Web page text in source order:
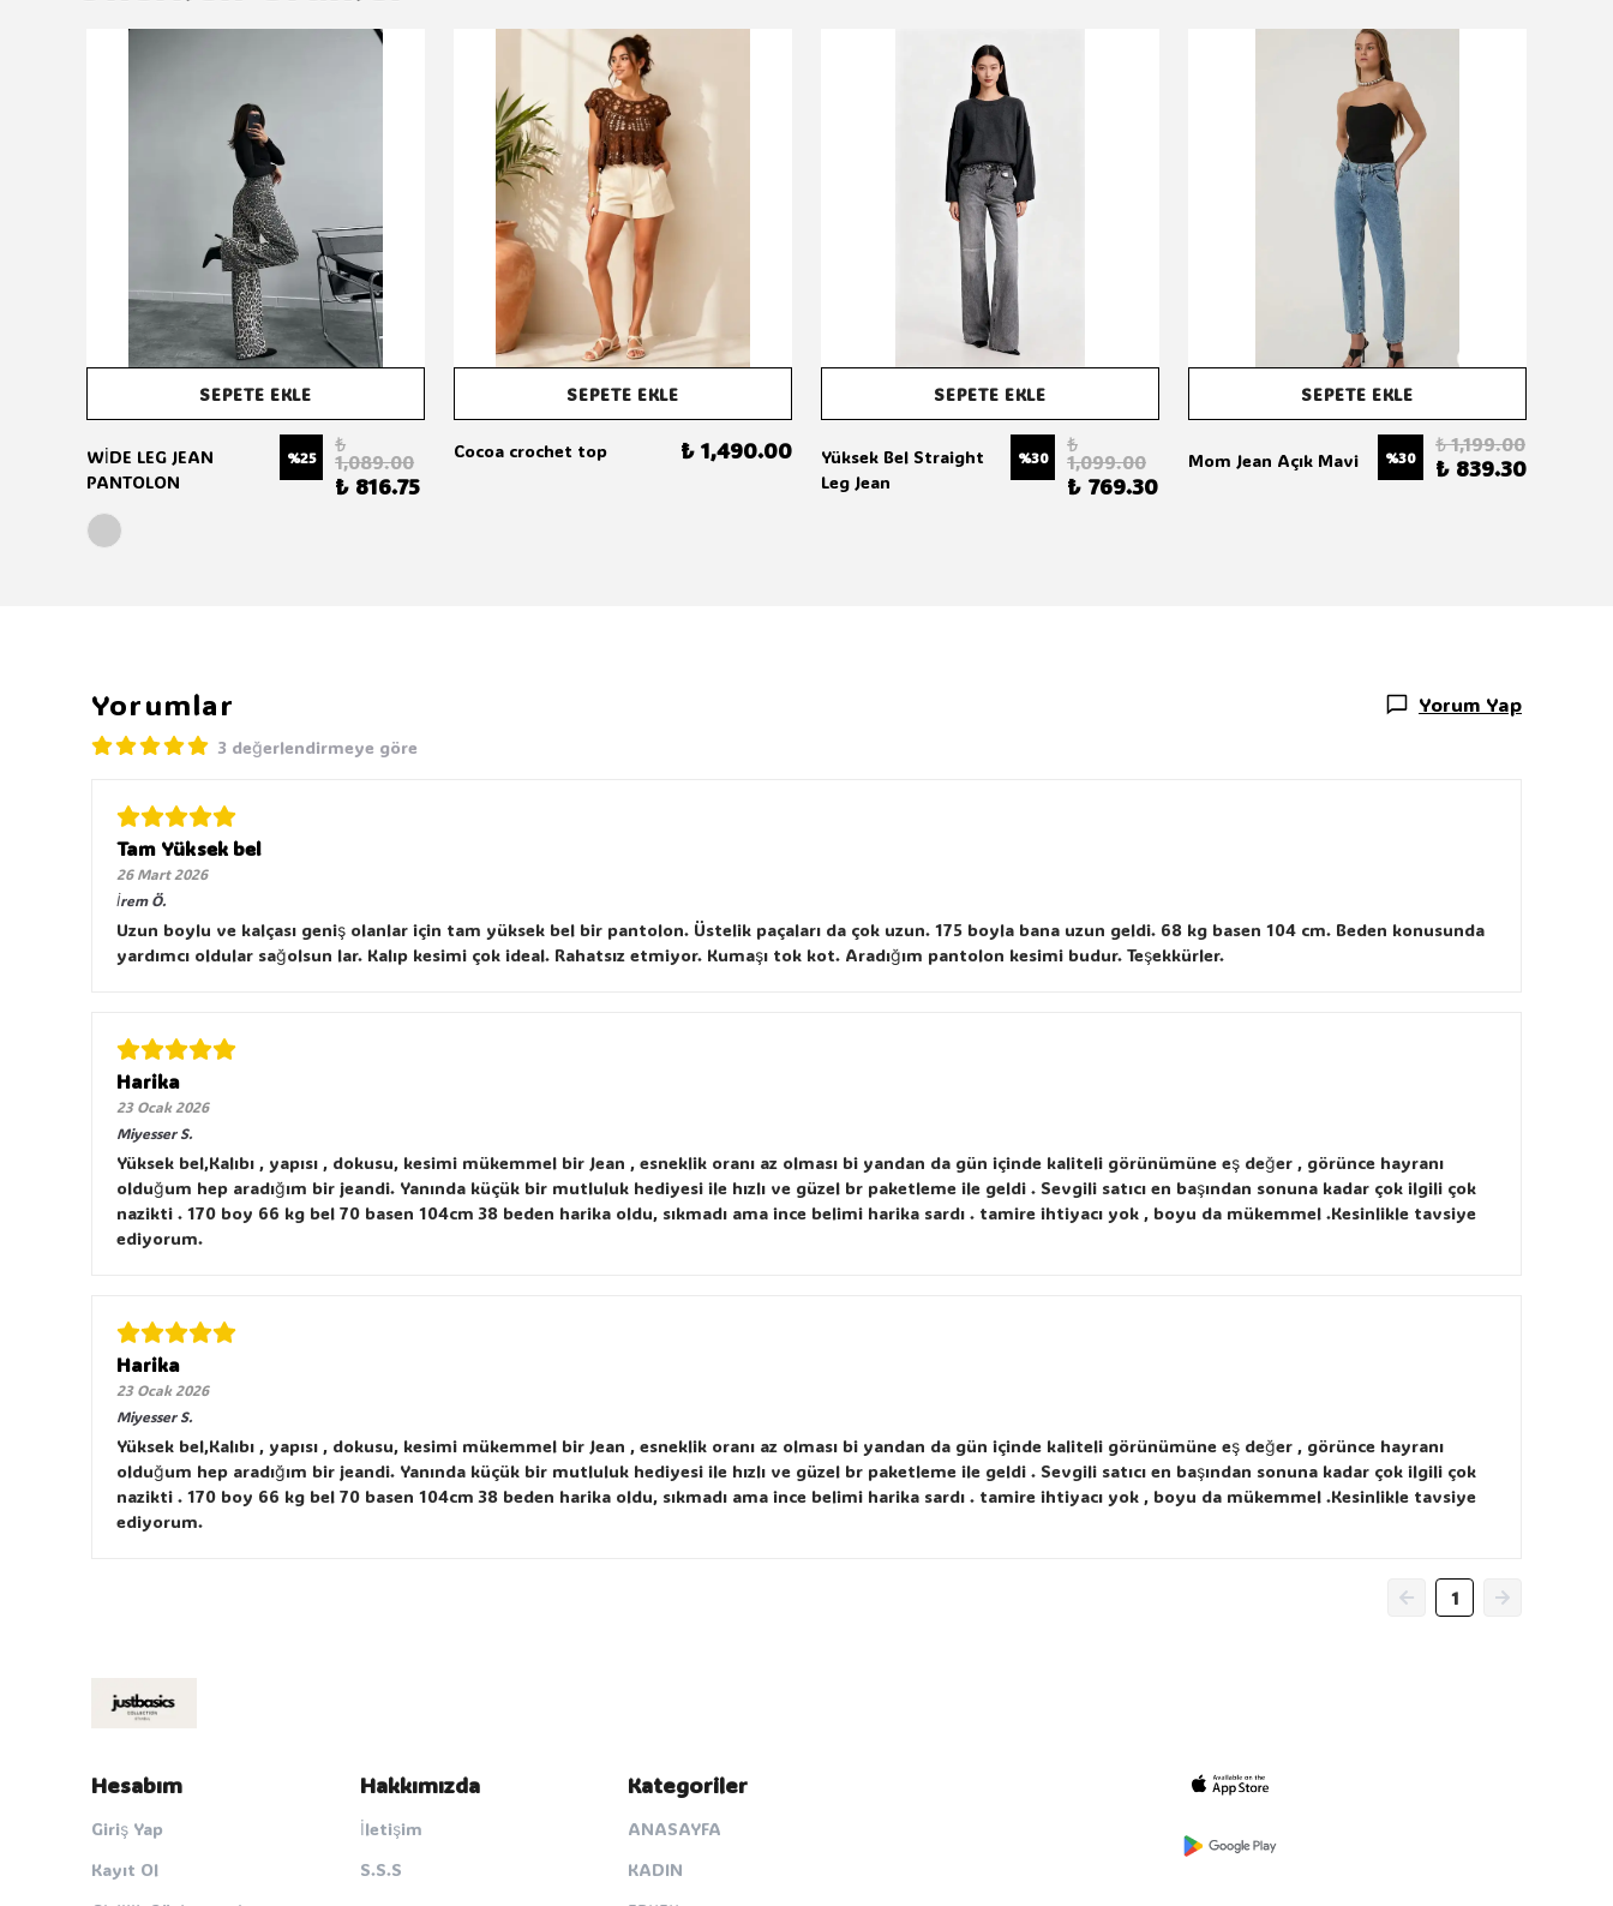
SEPETE EKLE
WİDE LEG JEAN
PANTOLON
%25
₺
1,089.00
₺ 816.75
SEPETE EKLE
Cocoa crochet top ₺ 1,490.00
SEPETE EKLE
Yüksek Bel Straight
Leg Jean
%30
₺
1,099.00
₺ 769.30
SEPETE EKLE
Mom Jean Açık Mavi %30
₺ 1,199.00
₺ 839.30
Yorumlar Yorum Yap
3 değerlendirmeye göre
Tam Yüksek bel
26 Mart 2026
İrem Ö.
Uzun boylu ve kalçası geniş olanlar için tam yüksek bel bir pantolon. Üstelik paçaları da çok uzun. 175 boyla bana uzun geldi. 68 kg basen 104 cm. Beden konusunda
yardımcı oldular sağolsun lar. Kalıp kesimi çok ideal. Rahatsız etmiyor. Kumaşı tok kot. Aradığım pantolon kesimi budur. Teşekkürler.
Harika
23 Ocak 2026
Miyesser S.
Yüksek bel,Kalıbı , yapısı , dokusu, kesimi mükemmel bir Jean , esneklik oranı az olması bi yandan da gün içinde kaliteli görünümüne eş değer , görünce hayranı
olduğum hep aradığım bir jeandi. Yanında küçük bir mutluluk hediyesi ile hızlı ve güzel br paketleme ile geldi . Sevgili satıcı en başından sonuna kadar çok ilgili çok
nazikti . 170 boy 66 kg bel 70 basen 104cm 38 beden harika oldu, sıkmadı ama ince belimi harika sardı . tamire ihtiyacı yok , boyu da mükemmel .Kesinlikle tavsiye
ediyorum.
Harika
23 Ocak 2026
Miyesser S.
Yüksek bel,Kalıbı , yapısı , dokusu, kesimi mükemmel bir Jean , esneklik oranı az olması bi yandan da gün içinde kaliteli görünümüne eş değer , görünce hayranı
olduğum hep aradığım bir jeandi. Yanında küçük bir mutluluk hediyesi ile hızlı ve güzel br paketleme ile geldi . Sevgili satıcı en başından sonuna kadar çok ilgili çok
nazikti . 170 boy 66 kg bel 70 basen 104cm 38 beden harika oldu, sıkmadı ama ince belimi harika sardı . tamire ihtiyacı yok , boyu da mükemmel .Kesinlikle tavsiye
ediyorum.
1
Hesabım
Giriş Yap
Kayıt Ol
Hakkımızda
İletişim
S.S.S
Kategoriler
ANASAYFA
KADIN